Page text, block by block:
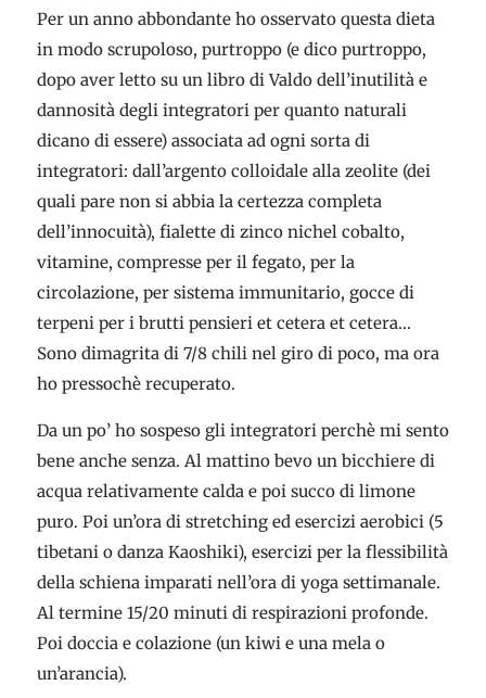
Per un anno abbondante ho osservato questa dieta
in modo scrupoloso, purtroppo (e dico purtroppo,
dopo aver letto su un libro di Valdo dell’inutilità e
dannosità degli integratori per quanto naturali
dicano di essere) associata ad ogni sorta di
integratori: dall’argento colloidale alla zeolite (dei
quali pare non si abbia la certezza completa
dell’innocuità), fialette di zinco nichel cobalto,
vitamine, compresse per il fegato, per la
circolazione, per sistema immunitario, gocce di
terpeni per i brutti pensieri et cetera et cetera…
Sono dimagrita di 7/8 chili nel giro di poco, ma ora
ho pressochè recuperato.
Da un po’ ho sospeso gli integratori perchè mi sento
bene anche senza. Al mattino bevo un bicchiere di
acqua relativamente calda e poi succo di limone
puro. Poi un’ora di stretching ed esercizi aerobici (5
tibetani o danza Kaoshiki), esercizi per la flessibilità
della schiena imparati nell’ora di yoga settimanale.
Al termine 15/20 minuti di respirazioni profonde.
Poi doccia e colazione (un kiwi e una mela o
un’arancia).